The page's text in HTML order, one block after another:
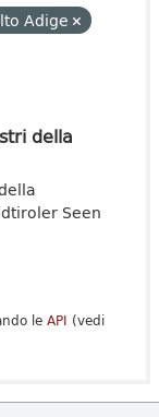
Adige
della
Seen
le API (vedi